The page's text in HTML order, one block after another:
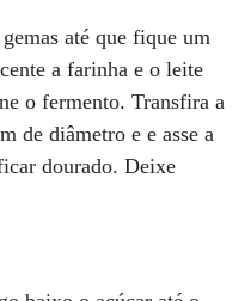
até que fique um
a farinha e o leite
o fermento. Transfira a
de diâmetro e e asse a
dourado. Deixe